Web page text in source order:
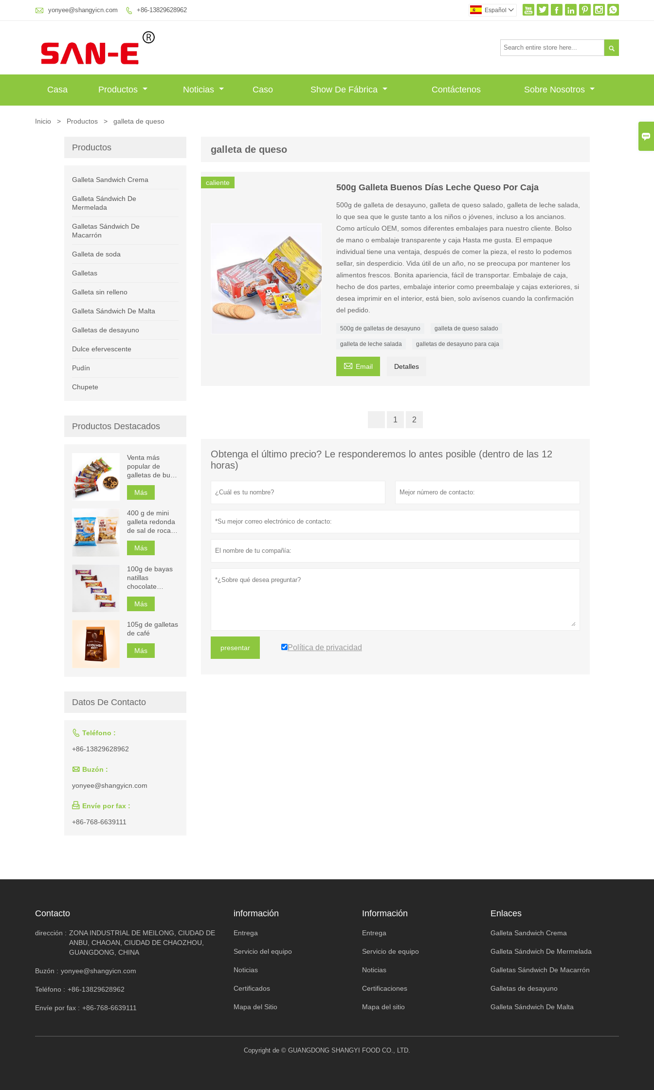

 yonyee@shangyicn.com  +86-13829628962       
Español 

Casa Productos Noticias Caso Show De Fábrica Contáctenos Sobre Nosotros
Inicio > Productos > galleta de queso
galleta de queso
caliente 500g Galleta Buenos Días Leche Queso Por Caja
500g de galleta de desayuno, galleta de queso salado, galleta de leche salada,
lo que sea que le guste tanto a los niños o jóvenes, incluso a los ancianos.
Como artículo OEM, somos diferentes embalajes para nuestro cliente. Bolso
de mano o embalaje transparente y caja Hasta me gusta. El empaque
individual tiene una ventaja, después de comer la pieza, el resto lo podemos
sellar, sin desperdicio. Vida útil de un año, no se preocupa por mantener los
alimentos frescos. Bonita apariencia, fácil de transportar. Embalaje de caja,
hecho de dos partes, embalaje interior como preembalaje y cajas exteriores, si
desea imprimir en el interior, está bien, solo avísenos cuando la confirmación
del pedido.
500g de galletas de desayuno galleta de queso salado
galleta de leche salada galletas de desayuno para caja
 Email Detalles
1 2
Obtenga el último precio? Le responderemos lo antes posible (dentro de las 12
horas)
presentar Política de privacidad
Productos
Galleta Sandwich Crema
Galleta Sándwich De
Mermelada
Galletas Sándwich De
Macarrón
Galleta de soda
Galletas
Galleta sin relleno
Galleta Sándwich De Malta
Galletas de desayuno
Dulce efervescente
Pudín
Chupete
Productos Destacados
Venta más
popular de
galletas de buen
gusto
Más
400 g de mini
galleta redonda
de sal de roca
de leche
Más
100g de bayas
natillas
chocolate
capuchino
naranja mango
sándwich
galletas
Más
105g de galletas
de café
Más
Datos De Contacto
 Teléfono :
+86-13829628962
 Buzón :
yonyee@shangyicn.com
 Envíe por fax :
+86-768-6639111
Contacto
dirección : ZONA INDUSTRIAL DE MEILONG, CIUDAD DE
ANBU, CHAOAN, CIUDAD DE CHAOZHOU,
GUANGDONG, CHINA
Buzón : yonyee@shangyicn.com
Teléfono : +86-13829628962
Envíe por fax : +86-768-6639111
información
Entrega
Servicio del equipo
Noticias
Certificados
Mapa del Sitio
Información
Entrega
Servicio de equipo
Noticias
Certificaciones
Mapa del sitio
Enlaces
Galleta Sandwich Crema
Galleta Sándwich De Mermelada
Galletas Sándwich De Macarrón
Galletas de desayuno
Galleta Sándwich De Malta
Copyright de © GUANGDONG SHANGYI FOOD CO., LTD.